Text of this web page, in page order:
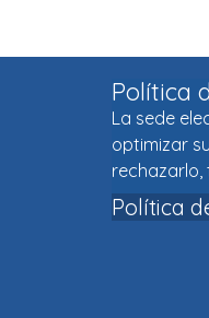
Política
La sede
optimizar
rechazarlo,
Política